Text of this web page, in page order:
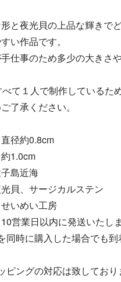
と夜光貝の上品な輝きで
い作品です。
仕事のため多少の大きさ
て１人で制作しているた
了承ください。
径約0.8cm
1.0cm
島近海
貝、サージカルステン
いめい工房
営業日以内に発送いたしま
同時に購入した場合でも
ピングの対応は致しており